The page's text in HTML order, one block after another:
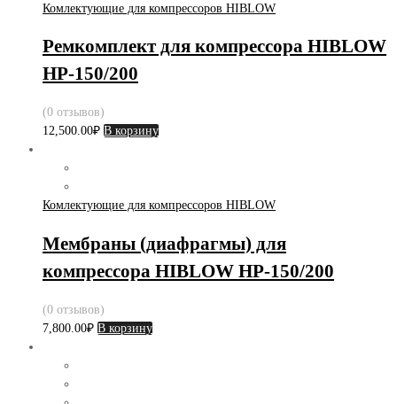
Комлектующие для компрессоров HIBLOW
Ремкомплект для компрессора HIBLOW
HP-150/200
(0 отзывов)
12,500.00₽ В корзину
Комлектующие для компрессоров HIBLOW
Мембраны (диафрагмы) для
компрессора HIBLOW HP-150/200
(0 отзывов)
7,800.00₽ В корзину